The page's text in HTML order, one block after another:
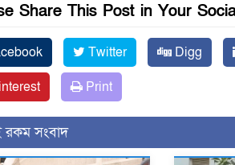
Share This Post in Your
Twitter Digg
Print
সংবাদ